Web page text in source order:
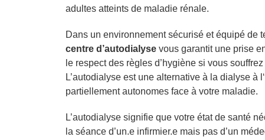
adultes atteints de maladie rénale.
Dans un environnement sécurisé et équipé de
centre d’autodialysevous garantit une prise
le respect des règles d’hygiène si vous
L’autodialyse est une alternative à la dialyse à
partiellement autonomes face à votre maladie.
L’autodialyse signifie que votre état de santé
la séance d’un.e infirmier.e mais pas d’un